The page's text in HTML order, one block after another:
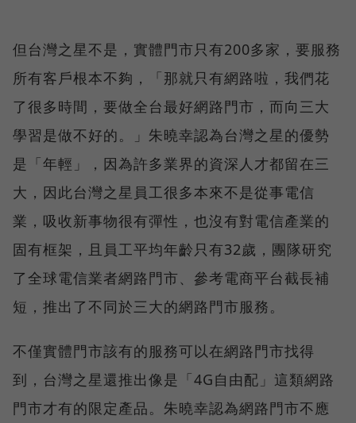
但台灣之星不是，實體門市只有200多家，要服務
所有客戶根本不夠，「那就只有網路啦，我們花
了很多時間，要做全台最好網路門市，而向三大
學習是做不好的。」朱曉幸認為台灣之星的優勢
是「年輕」，因為許多業界的資深人才都留在三
大，因此台灣之星員工很多本來不是從事電信
業，吸收新事物很有彈性，也沒有對電信產業的
固有框架，且員工平均年齡只有32歲，團隊研究
了全球電信業者網路門市、參考電商平台截長補
短，推出了不同於三大的網路門市服務。
不僅實體門市該有的服務可以在網路門市找得
到，台灣之星還推出像是「4G自由配」這類網路
門市才有的限定產品。朱曉幸認為網路門市不應